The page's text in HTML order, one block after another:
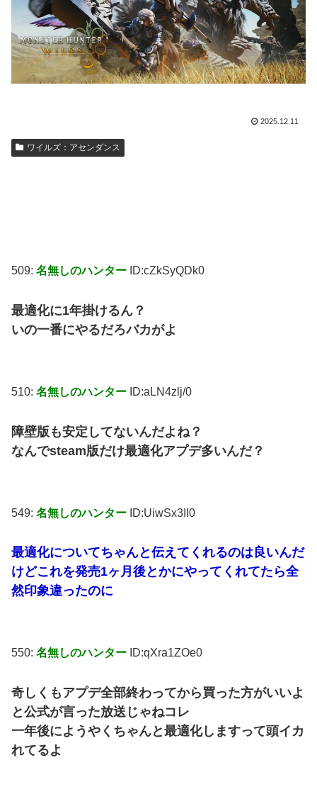
2025.12.11
ワイルズ：アセンダンス
509: 名無しのハンター ID:cZkSyQDk0
最適化に1年掛けるん？
いの一番にやるだろバカがよ
510: 名無しのハンター ID:aLN4zlj/0
障壁版も安定してないんだよね？
なんでsteam版だけ最適化アプデ多いんだ？
549: 名無しのハンター ID:UiwSx3II0
最適化についてちゃんと伝えてくれるのは良いんだ
けどこれを発売1ヶ月後とかにやってくれてたら全
然印象違ったのに
550: 名無しのハンター ID:qXra1ZOe0
奇しくもアプデ全部終わってから買った方がいいよ
と公式が言った放送じゃねコレ
一年後にようやくちゃんと最適化しますって頭イカ
れてるよ